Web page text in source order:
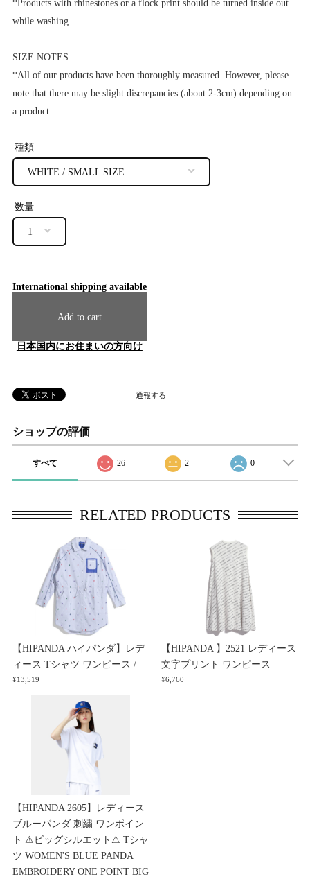
*Products with rhinestones or a flock print should be turned inside out
while washing.
SIZE NOTES
*All of our products have been thoroughly measured. However, please
note that there may be slight discrepancies (about 2-3cm) depending on
a product.
種類
数量
International shipping available
Add to cart
日本国内にお住まいの方向け
通報する
ショップの評価
すべて 26 2 0
RELATED PRODUCTS
【HIPANDA ハイパンダ】レデ
ィース Tシャツ ワンピース /
¥13,519
【HIPANDA 】2521 レディース
文字プリント ワンピース
¥6,760
【HIPANDA 2605】レディース
ブルーパンダ 刺繍 ワンポイン
ト ⚠ビッグシルエット⚠ Tシャ
ツ WOMEN'S BLUE PANDA
EMBROIDERY ONE POINT BIG